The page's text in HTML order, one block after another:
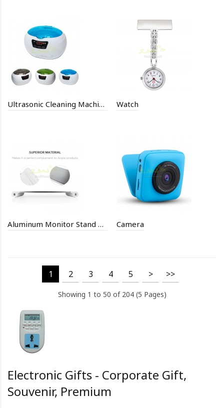
Ultrasonic Cleaning Machine Watch
Aluminum Monitor Stand Riser with 4 USB Charging Ports Camera
1 2 3 4 5 > >>
Showing 1 to 50 of 204 (5 Pages)
Electronic Gifts - Corporate Gift,
Souvenir, Premium